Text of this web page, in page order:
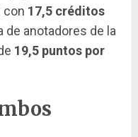
con 17,5 créditos
de anotadores de la
19,5 puntos por